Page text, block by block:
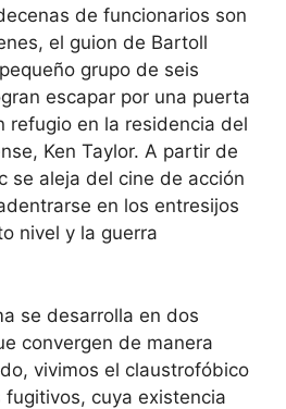
de funcionarios son
el guion de Bartoll
grupo de seis
escapar por una puerta
refugio en la residencia del
Ken Taylor. A partir de
se aleja del cine de acción
en los entresijos
nivel y la guerra
se desarrolla en dos
convergen de manera
vivimos el claustrofóbico
cuya existencia